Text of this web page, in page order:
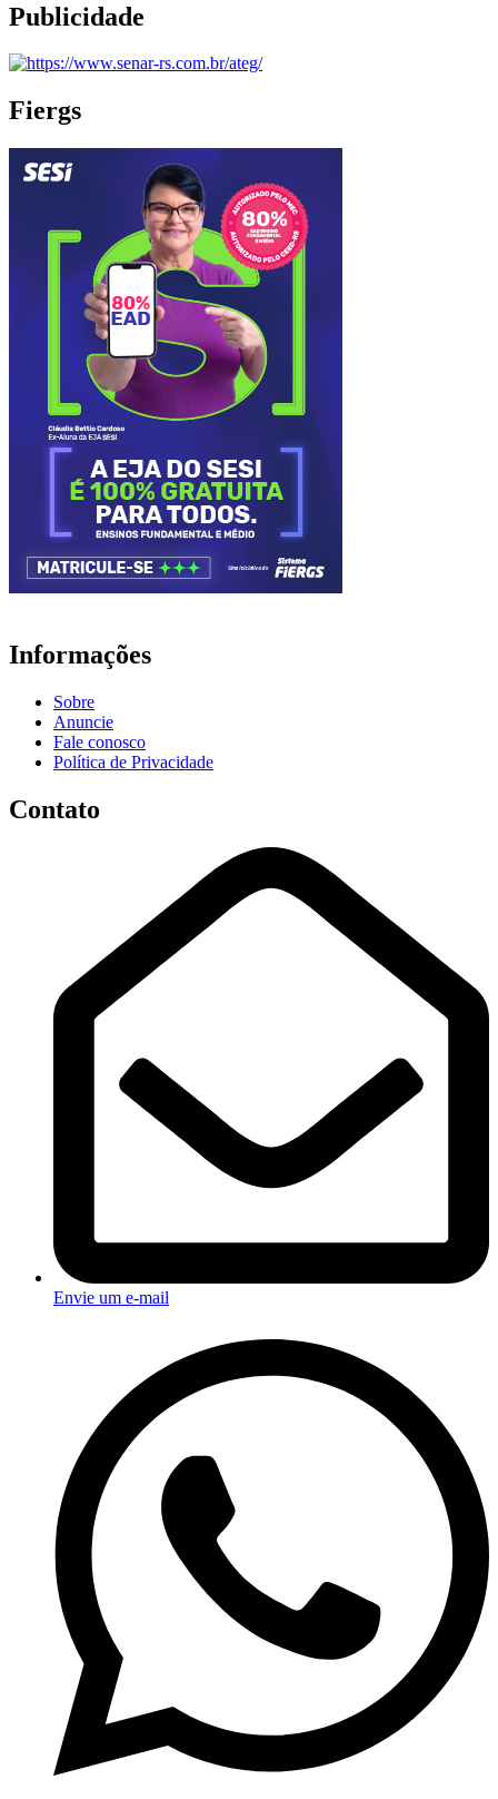
Publicidade
Fiergs
Informações
Sobre
Anuncie
Fale conosco
Política de Privacidade
Contato
Envie um e-mail